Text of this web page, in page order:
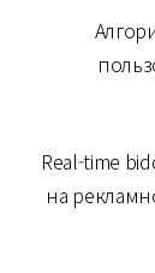
Real-time
на